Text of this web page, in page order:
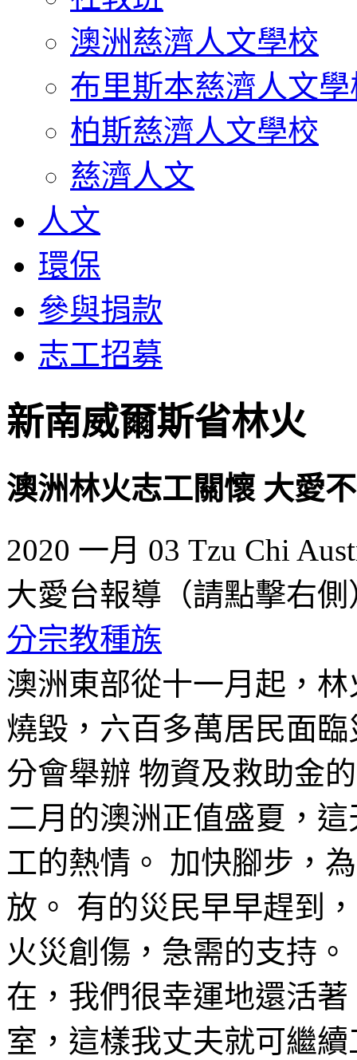
澳洲慈濟人文學校
布里斯本慈濟人文學
柏斯慈濟人文學校
慈濟人文
人文
環保
參與捐款
志工招募
新南威爾斯省林火
澳洲林火志工關懷 大愛
2020 一月 03 Tzu Chi
大愛台報導（請點擊右側
分宗教種族
澳洲東部從十一月起，
燒毀，六百多萬居民面
分會舉辦 物資及救助金
二月的澳洲正值盛夏，
工的熱情。 加快腳步，
放。 有的災民早早趕到
火災創傷，急需的支持
在，我們很幸運地還活
室，這樣我丈夫就可繼